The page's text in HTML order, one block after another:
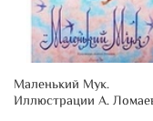
Маленький Мук.
Иллюстрации А.